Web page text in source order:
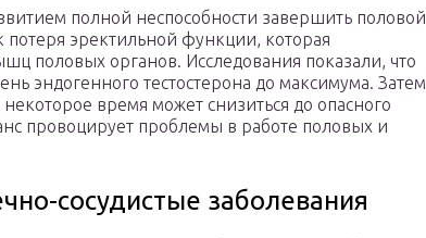
полной неспособности завершить половой
потеря эректильной функции, которая
половых органов. Исследования показали, что
эндогенного тестостерона до максимума. Затем
время может снизиться до опасного
провоцирует проблемы в работе половых и
сосудистые заболевания